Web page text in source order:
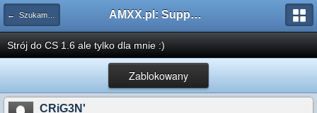
← Szukam pluginu AMXX.pl: Support AMX Mod X i SourceMod
Strój do CS 1.6 ale tylko dla mnie :)
Zablokowany
CRiG3N'